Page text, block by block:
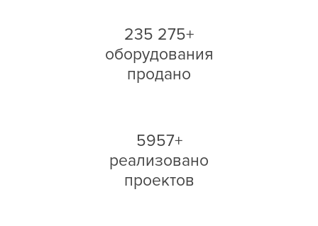
235 275+
оборудования
продано
5957+
реализовано
проектов